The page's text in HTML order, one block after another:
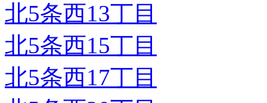
北5条西13丁目
北5条西15丁目
北5条西17丁目